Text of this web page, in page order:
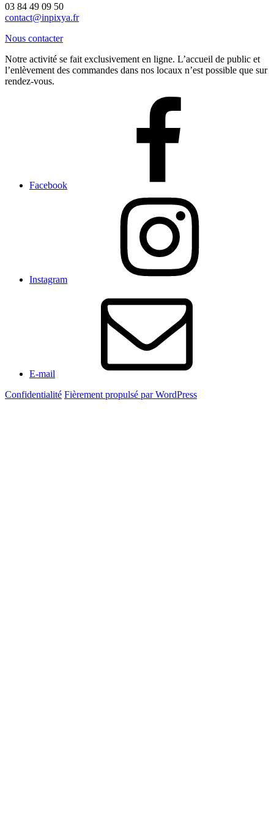
03 84 49 09 50
contact@inpixya.fr
Nous contacter
Notre activité se fait exclusivement en ligne. L’accueil de public et
l’enlèvement des commandes dans nos locaux n’est possible que sur
rendez-vous.
Facebook
Instagram
E-mail
Confidentialité Fièrement propulsé par WordPress